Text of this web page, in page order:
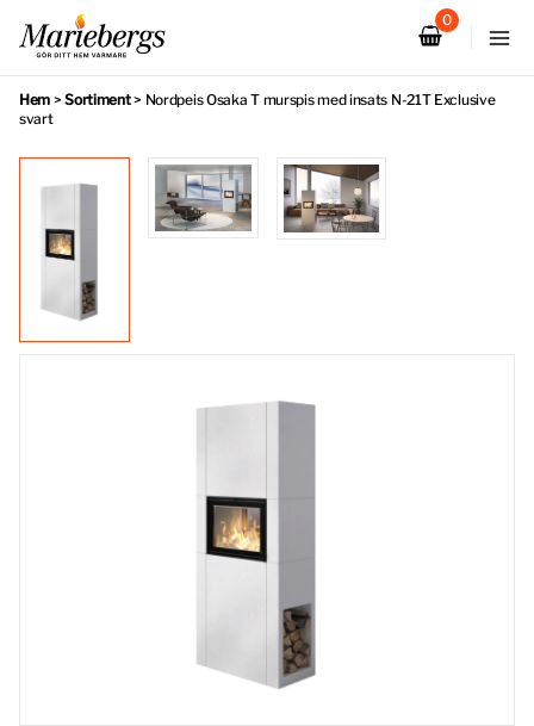
innehåll
Hem >Sortiment> Nordpeis Osaka T murspis med insats N-21T Exclusive
svart